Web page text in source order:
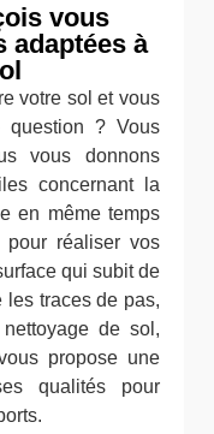
vous
adaptées à
votre sol et vous
question ? Vous
vous donnons
concernant la
en même temps
pour réaliser vos
qui subit de
les traces de pas,
de sol,
propose une
qualités pour